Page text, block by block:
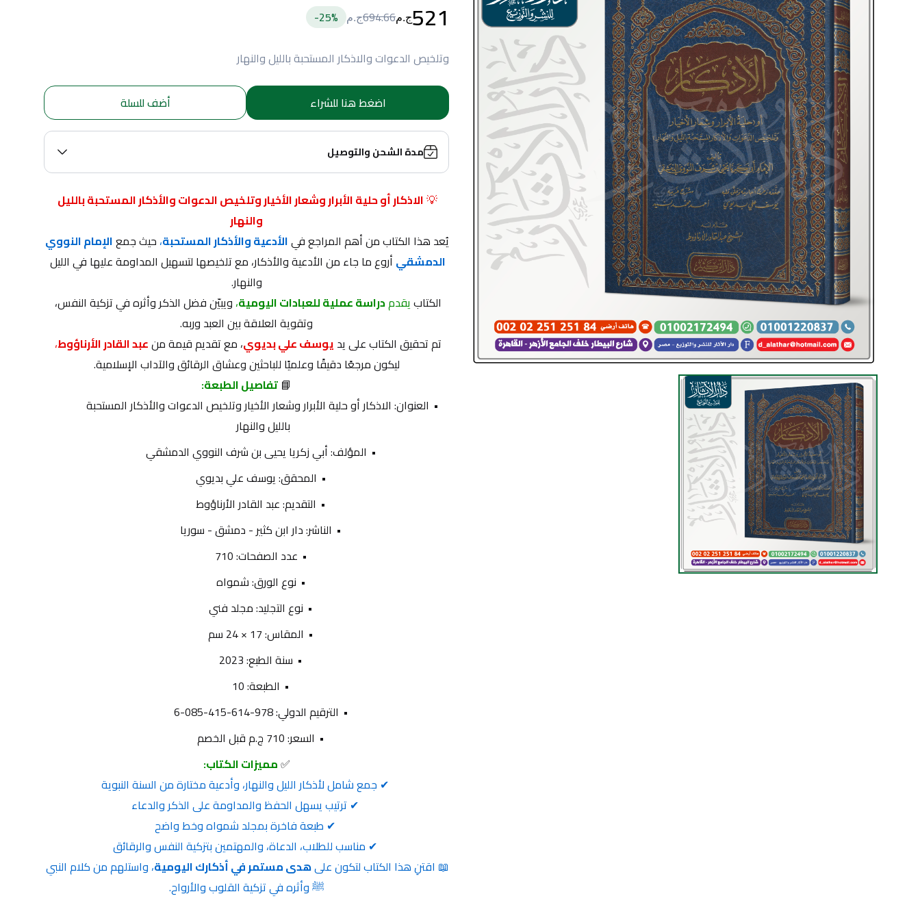
521ج.م694.66ج.م 25%-
وتلخيص الدعوات والاذكار المستحبة بالليل والنهار
اضغط هنا للشراء أضف للسلة
مدة الشحن والتوصيل
💡
والنهار
يُعد هذا الكتاب من أهم المراجع فيالأدعية والأذكار المستحبة، حيث جمع
الدمشقي
والنهار.
الكتاب يقدم دراسة عملية للعبادات اليومية،
وتقوية العلاقة بين العبد وربه.
تم تحقيق الكتاب على يد يوسف علي بديوي، مع تقديم قيمة من عبد القادر الأرناؤوط،
ليكون مرجعًا دقيقًا وعلميًا للباحثين وعشاق الرقائق والآداب الإسلامية.
📘 تفاصيل الطبعة:
بالليل والنهار
المؤلف: أبي زكريا يحيى بن شرف النووي الدمشقي
المحقق: يوسف علي بديوي
التقديم: عبد القادر الأرناؤوط
الناشر: دار ابن كثير - دمشق - سوريا
عدد الصفحات: 710
نوع الورق: شمواه
نوع التجليد: مجلد فني
المقاس: 17 × 24 سم
سنة الطبع: 2023
الطبعة: 10
الترقيم الدولي: 978-614-415-085-6
السعر: 710 ج.م قبل الخصم
✅مميزات الكتاب:
📖 اقتنِ هذا الكتاب لتكون على هدى مستمر في أذكارك اليومية
ﷺ وأثره في تزكية القلوب والأرواح.